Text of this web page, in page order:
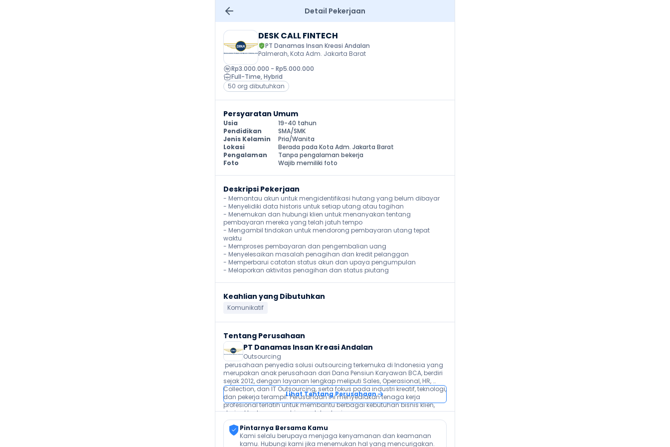
Detail Pekerjaan
DESK CALL FINTECH
PT Danamas Insan Kreasi Andalan
Palmerah, Kota Adm. Jakarta Barat
Rp3.000.000 - Rp5.000.000
Full-Time, Hybrid
50 org dibutuhkan
Persyaratan Umum
Usia
19-40 tahun
Pendidikan
SMA/SMK
Jenis Kelamin
Pria/Wanita
Lokasi
Berada pada Kota Adm. Jakarta Barat
Pengalaman
Tanpa pengalaman bekerja
Foto
Wajib memiliki foto
Deskripsi Pekerjaan
- Memantau akun untuk mengidentifikasi hutang yang belum dibayar
- Menyelidiki data historis untuk setiap utang atau tagihan
- Menemukan dan hubungi klien untuk menanyakan tentang
pembayaran mereka yang telah jatuh tempo
- Mengambil tindakan untuk mendorong pembayaran utang tepat
waktu
- Memproses pembayaran dan pengembalian uang
- Menyelesaikan masalah penagihan dan kredit pelanggan
- Memperbarui catatan status akun dan upaya pengumpulan
- Melaporkan aktivitas penagihan dan status piutang
Keahlian yang Dibutuhkan
Komunikatif
Tentang Perusahaan
PT Danamas Insan Kreasi Andalan
Outsourcing
perusahaan penyedia solusi outsourcing terkemuka di Indonesia yang
merupakan anak perusahaan dari Dana Pensiun Karyawan BCA, berdiri
sejak 2012, dengan layanan lengkap meliputi Sales, Operasional, HR,
Collection, dan IT Outsourcing, serta fokus pada industri kreatif, teknologi,
dan pekerja terampil. Perusahaan ini menyediakan tenaga kerja
profesional terlatih untuk membantu berbagai kebutuhan bisnis klien,
dari sektor keuangan hingga teknologi.
Lihat Tentang Perusahaan
Pintarnya Bersama Kamu
Kami selalu berupaya menjaga kenyamanan dan keamanan
kamu. Hubungi kami jika menemukan hal yang mencurigakan.